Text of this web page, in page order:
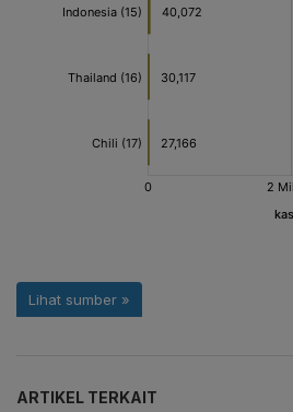
ARTIKEL TERKAIT